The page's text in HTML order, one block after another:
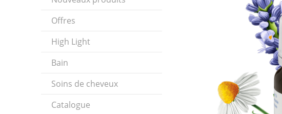
Offres
High Light
Bain
Soins de cheveux
Catalogue